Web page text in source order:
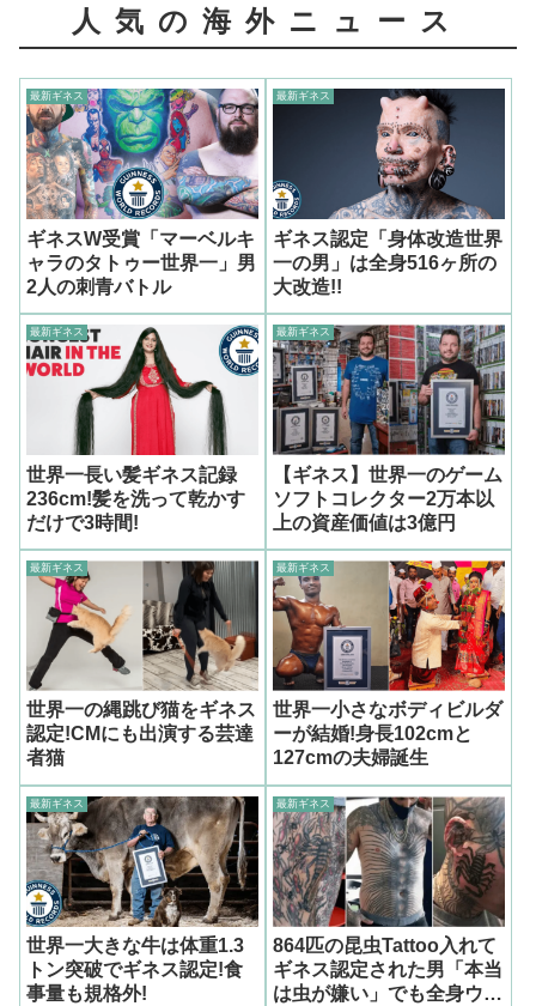
人気の海外ニュース
最新ギネス
ギネスW受賞「マーベルキ
ャラのタトゥー世界一」男
2人の刺青バトル
最新ギネス
ギネス認定「身体改造世界
一の男」は全身516ヶ所の
大改造!!
最新ギネス
世界一長い髪ギネス記録
236cm!髪を洗って乾かす
だけで3時間!
最新ギネス
【ギネス】世界一のゲーム
ソフトコレクター2万本以
上の資産価値は3億円
最新ギネス
世界一の縄跳び猫をギネス
認定!CMにも出演する芸達
者猫
最新ギネス
世界一小さなボディビルダ
ーが結婚!身長102cmと
127cmの夫婦誕生
最新ギネス
世界一大きな牛は体重1.3
トン突破でギネス認定!食
事量も規格外!
最新ギネス
864匹の昆虫Tattoo入れて
ギネス認定された男「本当
は虫が嫌い」でも全身ウジ